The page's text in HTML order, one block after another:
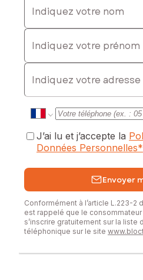
www.georisques.gouv.fr
Prix de vente : 445 000 €
Honoraires charge vendeur
Contactez votre conseiller
: 06 50 96 13 71, E-mail :
Agent commercial immatriculé
Indiquez votre prénom
E-mail
J’ai lu et j’accepte la
Données Personnelles*
Envoyer
Conformément à l’article L.223-2
est rappelé que le
s’inscrire gratuitement sur la liste
téléphonique sur le site